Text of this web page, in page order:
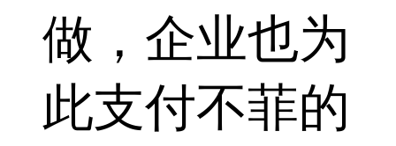
做，企业也为
此支付不菲的